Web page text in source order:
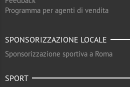
Programma per agenti di vendita
SPONSORIZZAZIONE LOCALE
Sponsorizzazione sportiva a Roma
SPORT